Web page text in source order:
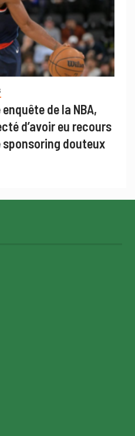
de la NBA,
d’avoir eu recours
douteux